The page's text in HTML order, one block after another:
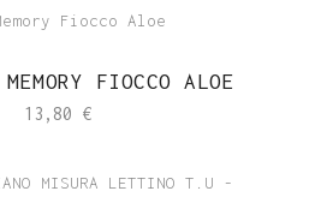
FIOCCO ALOE
13,80 €